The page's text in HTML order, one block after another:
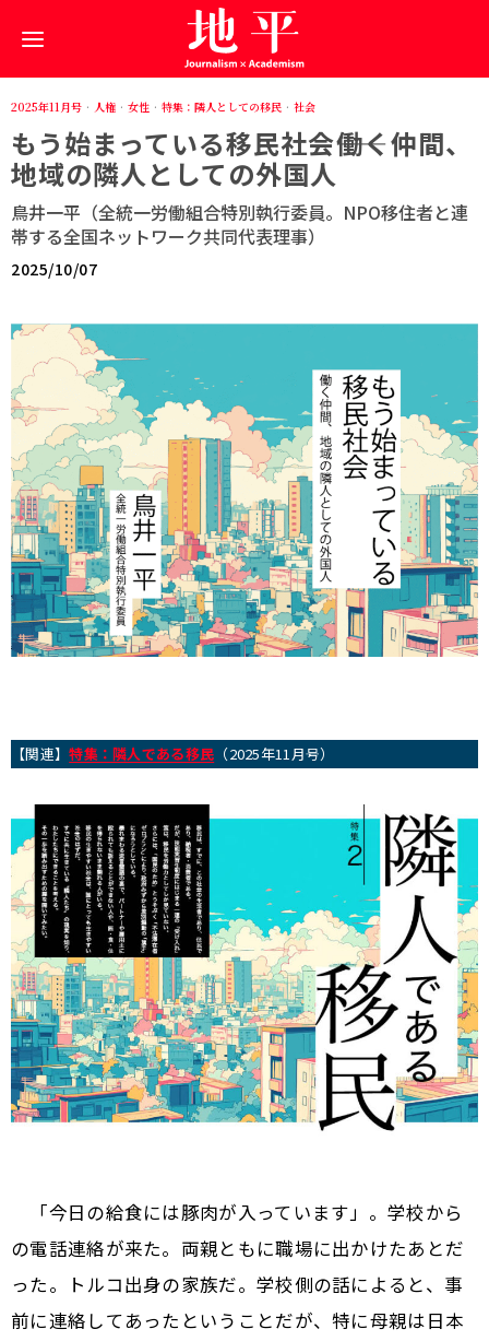
2025年11月号 · 人権 · 女性 · 特集：隣人としての移民 · 社会
もう始まっている移民社会――働く仲間、
地域の隣人としての外国人
鳥井一平（全統一労働組合特別執行委員。NPO移住者と連
帯する全国ネットワーク共同代表理事）
2025/10/07
【関連】特集：隣人である移民 （2025年11月号）
「今日の給食には豚肉が入っています」。学校から
の電話連絡が来た。両親ともに職場に出かけたあとだ
った。トルコ出身の家族だ。学校側の話によると、事
前に連絡してあったということだが、特に母親は日本